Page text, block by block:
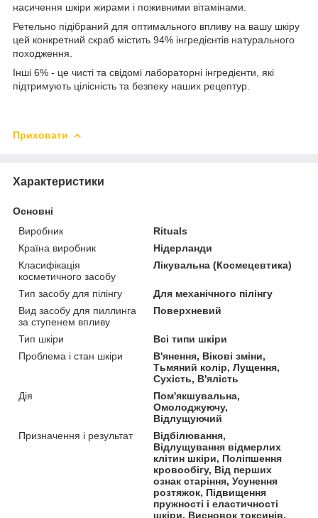
насичення шкіри жирами і поживними вітамінами.
Ретельно підібраний для оптимального впливу на вашу шкіру
цей конкретний скраб містить 94% інгредієнтів натурального
походження.
Інші 6% - це чисті та свідомі лабораторні інгредієнти, які
підтримують цілісність та безпеку наших рецептур.
Приховати
Характеристики
Основні
Виробник
Rituals
Країна виробник
Нідерланди
Класифікація
косметичного засобу
Лікувальна (Космецевтика)
Тип засобу для пілінгу
Для механічного пілінгу
Вид засобу для пиллинга
за ступенем впливу
Поверхневий
Тип шкіри
Всі типи шкіри
Проблема і стан шкіри
В'янення, Вікові зміни,
Тьмяний колір, Лущення,
Сухість, В'ялість
Дія
Пом'якшувальна,
Омолоджуючу,
Відлущуючий
Призначення і результат
Відбілювання,
Відлущування відмерлих
клітин шкіри, Поліпшення
кровообігу, Від перших
ознак старіння, Усунення
розтяжок, Підвищення
пружності і еластичності
шкіри, Висновок токсинів,